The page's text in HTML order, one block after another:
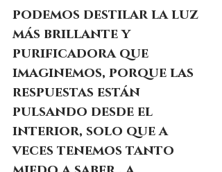
podemos destilar la luz
más brillante y
purificadora que
imaginemos, porque las
respuestas están
pulsando desde el
interior, solo que a
veces tenemos tanto